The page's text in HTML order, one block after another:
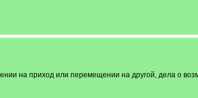
на приход или перемещении на другой, дела о